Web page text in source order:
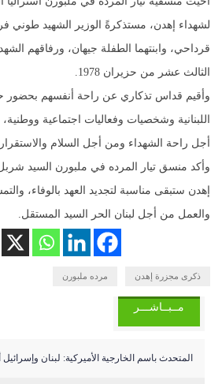
لشهداء إهدن، مستذكرةً الوزير الشهيد طوني
قرداحي، وابنتهما الطفلة جيهان، ورفاقهم
الثالث عشر من حزيران 1978.
وأقيم قداس تذكاري عن راحة أنفسهم بحضور
اللبنانية وشخصيات وفعاليات اجتماعية
أجل راحة الشهداء ومن أجل السلام والاستقرار
وأكد منسق تيار المرده في ملبورن السيد
إهدن ستبقى مناسبة لتجديد العهد بالوفاء،
والعمل من أجل لبنان الحر السيد المستقل.
ذكرى مجزرة إهدن مرده ملبورن
مــبــاشـــر
المتحدث باسم الخارجية الأميركية: لبنان وإسرائيل